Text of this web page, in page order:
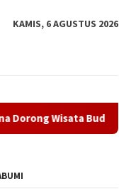
KAMIS, 6 AGUSTUS 2026
Budaya Kota Sukabumi